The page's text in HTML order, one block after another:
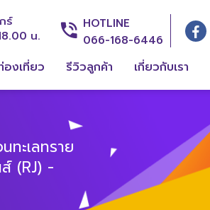
ร์
น.
HOTLINE
066-168-6446
องเที่ยว รีวิวลูกค้า เกี่ยวกับเรา
ะเลทราย
(RJ) -